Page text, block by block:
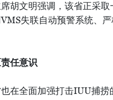
胡文明强调，该省正采
失联自动预警系统、
任意识
在全面加强打击IUU捕捞